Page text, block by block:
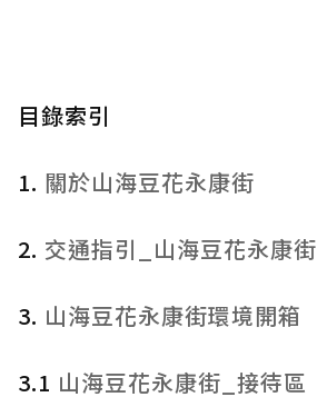
目錄索引
1. 關於山海豆花永康街
2. 交通指引_山海豆花永康街
3. 山海豆花永康街環境開箱
3.1 山海豆花永康街_接待區